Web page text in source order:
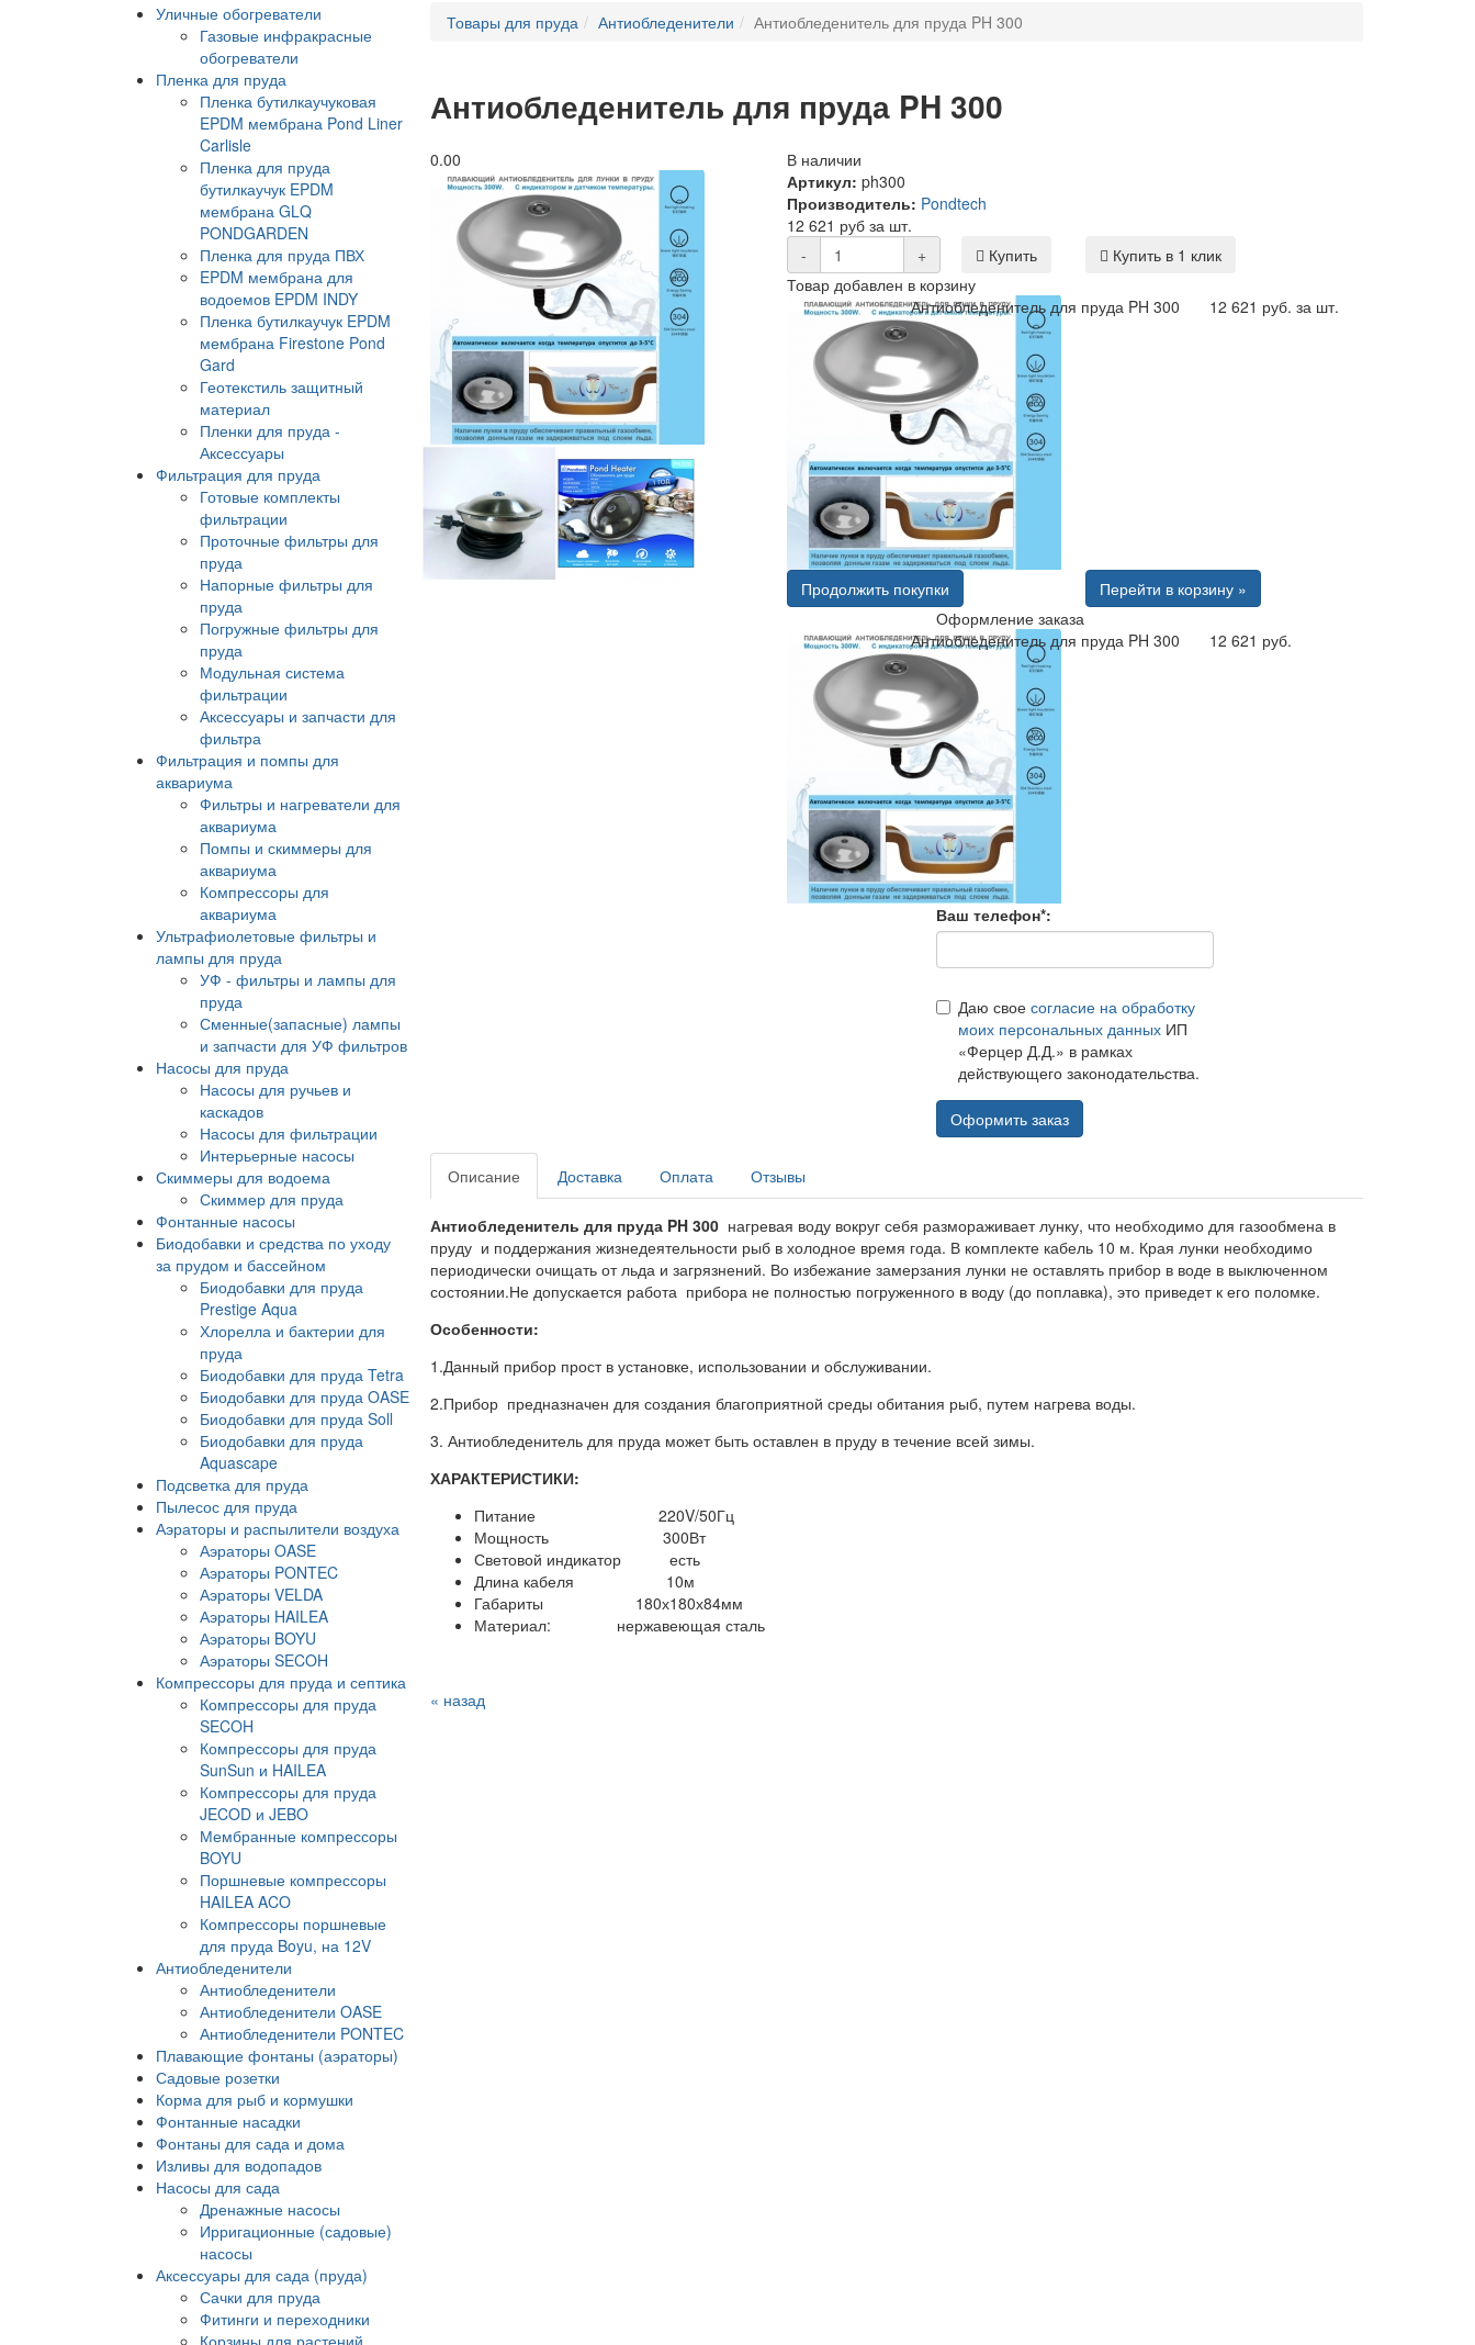
Уличные обогреватели
Газовые инфракрасные
обогреватели
Пленка для пруда
Пленка бутилкаучуковая
EPDM мембрана Pond Liner
Carlisle
Пленка для пруда
бутилкаучук EPDM
мембрана GLQ
PONDGARDEN
Пленка для пруда ПВХ
EPDM мембрана для
водоемов EPDM INDY
Пленка бутилкаучук EPDM
мембрана Firestone Pond
Gard
Геотекстиль защитный
материал
Пленки для пруда -
Аксессуары
Фильтрация для пруда
Готовые комплекты
фильтрации
Проточные фильтры для
пруда
Напорные фильтры для
пруда
Погружные фильтры для
пруда
Модульная система
фильтрации
Аксессуары и запчасти для
фильтра
Фильтрация и помпы для
аквариума
Фильтры и нагреватели для
аквариума
Помпы и скиммеры для
аквариума
Компрессоры для
аквариума
Ультрафиолетовые фильтры и
лампы для пруда
УФ - фильтры и лампы для
пруда
Сменные(запасные) лампы
и запчасти для УФ фильтров
Насосы для пруда
Насосы для ручьев и
каскадов
Насосы для фильтрации
Интерьерные насосы
Скиммеры для водоема
Скиммер для пруда
Фонтанные насосы
Биодобавки и средства по уходу
за прудом и бассейном
Биодобавки для пруда
Prestige Aqua
Хлорелла и бактерии для
пруда
Биодобавки для пруда Tetra
Биодобавки для пруда OASE
Биодобавки для пруда Soll
Биодобавки для пруда
Aquascape
Подсветка для пруда
Пылесос для пруда
Аэраторы и распылители воздуха
Аэраторы OASE
Аэраторы PONTEC
Аэраторы VELDA
Аэраторы HAILEA
Аэраторы BOYU
Аэраторы SECOH
Компрессоры для пруда и септика
Компрессоры для пруда
SECOH
Компрессоры для пруда
SunSun и HAILEA
Компрессоры для пруда
JECOD и JEBO
Мембранные компрессоры
BOYU
Поршневые компрессоры
HAILEA ACO
Компрессоры поршневые
для пруда Boyu, на 12V
Антиобледенители
Антиобледенители
Антиобледенители OASE
Антиобледенители PONTEC
Плавающие фонтаны (аэраторы)
Садовые розетки
Корма для рыб и кормушки
Фонтанные насадки
Фонтаны для сада и дома
Изливы для водопадов
Насосы для сада
Дренажные насосы
Ирригационные (садовые)
насосы
Аксессуары для сада (пруда)
Сачки для пруда
Фитинги и переходники
Корзины для растений
Товары для пруда Антиобледенители Антиобледенитель для пруда PH 300
Антиобледенитель для пруда PH 300
0.00
В наличии
Артикул: ph300
Производитель: Pondtech
12 621 руб за шт.
-
+ Купить
Купить в 1 клик
Товар добавлен в корзину
Антиобледенитель для пруда PH 300
12 621 руб. за шт.
Продолжить покупки
Перейти в корзину »
Оформление заказа
Антиобледенитель для пруда PH 300
12 621 руб.
Ваш телефон*:
Даю свое согласие на обработку
моих персональных данныхИП
«Ферцер Д.Д.» в рамках
действующего законодательства.
Оформить заказ
Описание Доставка Оплата Отзывы
Антиобледенитель для пруда PH 300нагревая воду вокруг себя размораживает лунку, что необходимо для газообмена в
пруду и поддержания жизнедеятельности рыб в холодное время года. В комплекте кабель 10 м. Края лунки необходимо
периодически очищать от льда и загрязнений. Во избежание замерзания лунки не оставлять прибор в воде в выключенном
состоянии.Не допускается работа прибора не полностью погруженного в воду (до поплавка), это приведет к его поломке.
Особенности:
1.Данный прибор прост в установке, использовании и обслуживании.
2.Прибор предназначен для создания благоприятной среды обитания рыб, путем нагрева воды.
3. Антиобледенитель для пруда может быть оставлен в пруду в течение всей зимы.
ХАРАКТЕРИСТИКИ:
Питание 220V/50Гц
Мощность 300Вт
Световой индикатор есть
Длина кабеля 10м
Габариты 180х180х84мм
Материал: нержавеющая сталь
« назад